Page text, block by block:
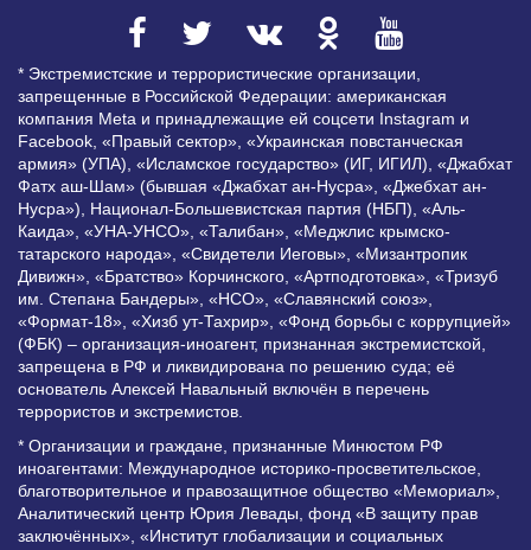
* Экстремистские и террористические организации,
запрещенные в Российской Федерации: американская
компания Meta и принадлежащие ей соцсети Instagram и
Facebook, «Правый сектор», «Украинская повстанческая
армия» (УПА), «Исламское государство» (ИГ, ИГИЛ), «Джабхат
Фатх аш-Шам» (бывшая «Джабхат ан-Нусра», «Джебхат ан-
Нусра»), Национал-Большевистская партия (НБП), «Аль-
Каида», «УНА-УНСО», «Талибан», «Меджлис крымско-
татарского народа», «Свидетели Иеговы», «Мизантропик
Дивижн», «Братство» Корчинского, «Артподготовка», «Тризуб
им. Степана Бандеры», «НСО», «Славянский союз»,
«Формат-18», «Хизб ут-Тахрир», «Фонд борьбы с коррупцией»
(ФБК) – организация-иноагент, признанная экстремистской,
запрещена в РФ и ликвидирована по решению суда; её
основатель Алексей Навальный включён в перечень
террористов и экстремистов.
* Организации и граждане, признанные Минюстом РФ
иноагентами: Международное историко-просветительское,
благотворительное и правозащитное общество «Мемориал»,
Аналитический центр Юрия Левады, фонд «В защиту прав
заключённых», «Институт глобализации и социальных